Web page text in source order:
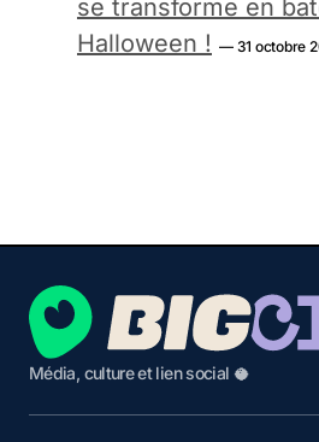
se transforme en
Halloween ! — 31 octobre
Média, culture et lien social 🥥